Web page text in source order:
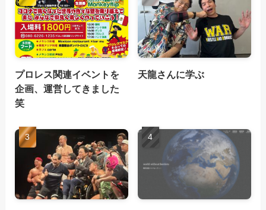
プロレス関連イベントを
企画、運営してきました
笑
天龍さんに学ぶ